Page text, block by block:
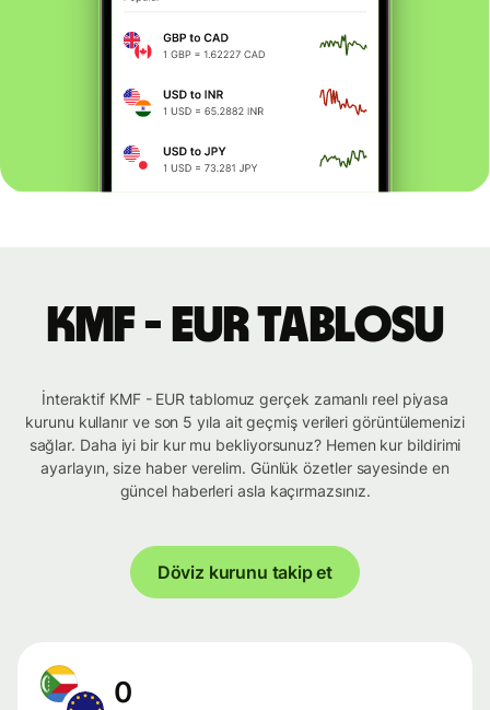
KMF - EUR tablosu
İnteraktif KMF - EUR tablomuz gerçek zamanlı reel piyasa
kurunu kullanır ve son 5 yıla ait geçmiş verileri görüntülemenizi
sağlar. Daha iyi bir kur mu bekliyorsunuz? Hemen kur bildirimi
ayarlayın, size haber verelim. Günlük özetler sayesinde en
güncel haberleri asla kaçırmazsınız.
Döviz kurunu takip et
0